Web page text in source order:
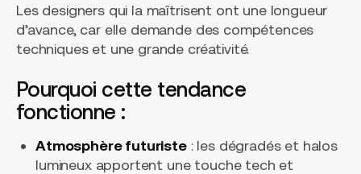
Les designers qui la maîtrisent ont une longueur
d’avance, car elle demande des compétences
techniques et une grande créativité.
Pourquoi cette tendance
fonctionne :
Atmosphère futuriste: les dégradés et halos
lumineux apportent une touche tech et